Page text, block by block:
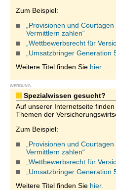
Zum Beispiel:
„Provisionen und
Vermittlern zahlen“
„Wettbewerbsrecht für
„Umsatzbringer Generation
Weitere Titel finden Sie hier.
WERBUNG
Spezialwissen gesucht?
Auf unserer Internetseite
Themen der
Zum Beispiel:
„Provisionen und
Vermittlern zahlen“
„Wettbewerbsrecht für
„Umsatzbringer Generation
Weitere Titel finden Sie hier.